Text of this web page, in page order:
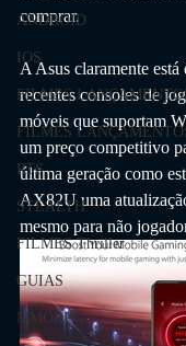
ANDROID
IOS
FILMES
FILMES
RTS
STEALTH
FILMES Thriller
GUIAS
MMORPG
comprar.
A Asus claramente
recentes consoles de
móveis que suportam
um preço competitivo
última geração como
AX82U uma
mesmo para não